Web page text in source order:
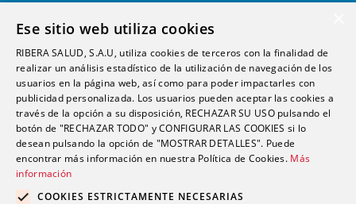
Quality Policy
Information Security Policy
Ethics channel
Address
info@futurshealth.com
Ese sitio web utiliza cookies
RIBERA SALUD, S.A.U, utiliza cookies de terceros con la finalidad de
realizar un análisis estadístico de la utilización de navegación de los
usuarios en la página web, así como para poder impactarles con
publicidad personalizada. Los usuarios pueden aceptar las cookies a
través de la opción a su disposición, RECHAZAR SU USO pulsando el
botón de "RECHAZAR TODO" y CONFIGURAR LAS COOKIES si lo
desean pulsando la opción de "MOSTRAR DETALLES". Puede
encontrar más información en nuestra Política de Cookies. Más
información
COOKIES ESTRICTAMENTE NECESARIAS